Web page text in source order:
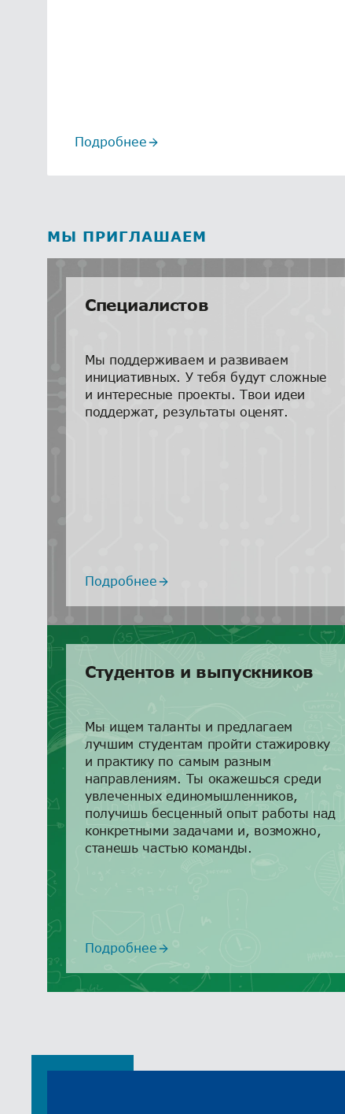
Подробнее
Руководитель
ремонтной службы
МЫ ПРИГЛАШАЕМ
Специалистов
Мы поддерживаем и развиваем
инициативных. У тебя будут сложные
и интересные проекты. Твои идеи
поддержат, результаты оценят.
Подробнее
Студентов и выпускников
Мы ищем таланты и предлагаем
лучшим студентам пройти стажировку
и практику по самым разным
направлениям. Ты окажешься среди
увлеченных единомышленников,
получишь бесценный опыт работы над
конкретными задачами и, возможно,
станешь частью команды.
Подробнее